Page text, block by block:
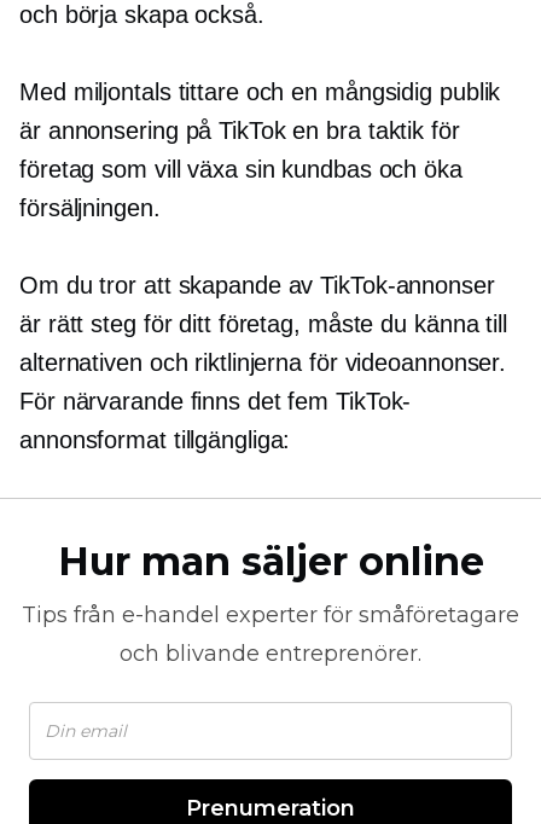
och börja skapa också.
Med miljontals tittare och en mångsidig publik
är annonsering på TikTok en bra taktik för
företag som vill växa sin kundbas och öka
försäljningen.
Om du tror att skapande av TikTok-annonser
är rätt steg för ditt företag, måste du känna till
alternativen och riktlinjerna för videoannonser.
För närvarande finns det fem TikTok-
annonsformat tillgängliga:
Hur man säljer online
Tips från e-handel experter för småföretagare
och blivande entreprenörer.
Prenumeration